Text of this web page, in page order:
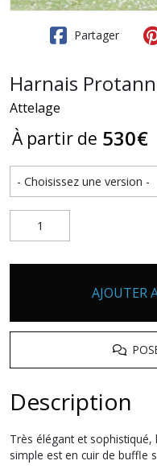
Partager
Harnais
Attelage
À partir de 530€
AJOUTER
Description
Très élégant et
simple est en cuir de buffle